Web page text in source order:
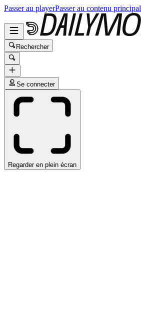
Passer au playerPasser au contenu principal
Rechercher
Se connecter
Regarder en plein écran